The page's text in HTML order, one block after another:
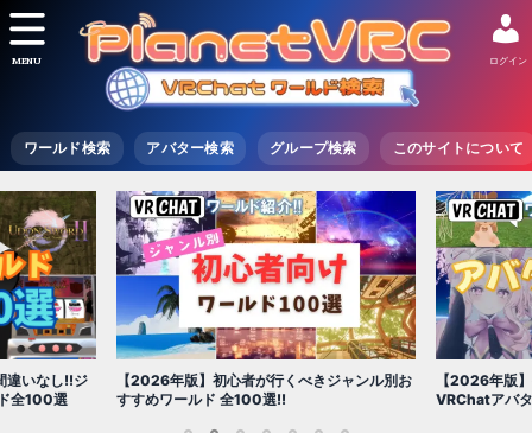
ワールド検索 アバター検索 グループ検索 このサイトについて
ログイン
MENU
心者が行くべきジャンル別お
全100選!!
【2026年版】初心者必見!!無料で使える
VRChatアバター（アバターワールド紹介）